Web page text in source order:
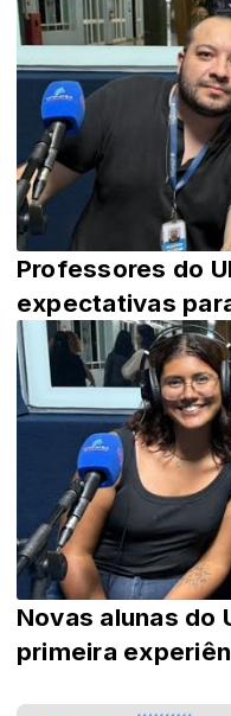
Professores do
expectativas
Novas alunas do
primeira